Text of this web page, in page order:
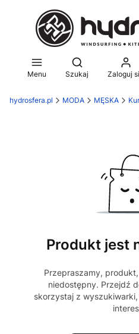
Menu
Otwórz
Szukaj Zaloguj
hydrosfera.pl MODA MĘSKA
Produkt jest
Przepraszamy,
niedostępny. Przejdź
skorzystaj z